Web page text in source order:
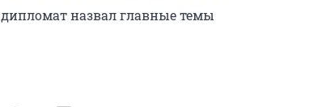
назвал главные темы